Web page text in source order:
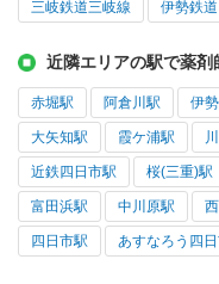
三岐鉄道三岐線 伊勢鉄道
近隣エリアの駅で薬剤
赤堀駅 阿倉川駅 伊
大矢知駅 霞ケ浦駅
近鉄四日市駅 桜(三重)駅
富田浜駅 中川原駅
四日市駅 あすなろう四